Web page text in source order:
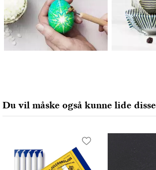
Du vil måske også kunne lide disse